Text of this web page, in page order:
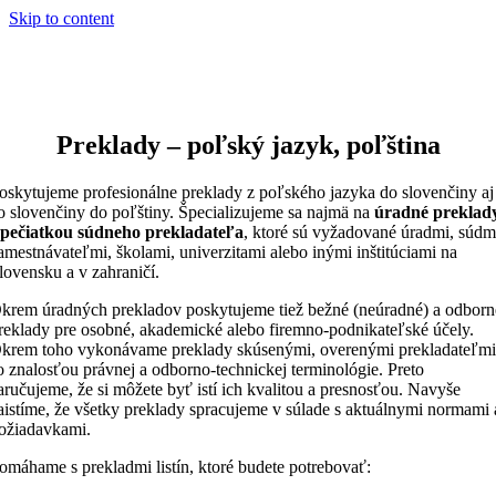
Skip to content
Preklady – poľský jazyk, poľština
profesionálne preklady z poľského jazyka do slovenčiny aj
slovenčiny do poľštiny. Špecializujeme sa najmä naúradné
súdneho prekladateľa, ktoré sú vyžadované úradmi,
školami, univerzitami alebo inými inštitúciami na
a v zahraničí.
úradných prekladov poskytujeme tiež bežné (neúradné) a
pre osobné, akademické alebo firemno-podnikateľské účely.
toho vykonávame preklady skúsenými, overenými prekladateľmi
znalosťou právnej a odborno-technickej terminológie. Preto
že si môžete byť istí ich kvalitou a presnosťou. Navyše
že všetky preklady spracujeme v súlade s aktuálnymi normami
s prekladmi listín, ktoré budete potrebovať: